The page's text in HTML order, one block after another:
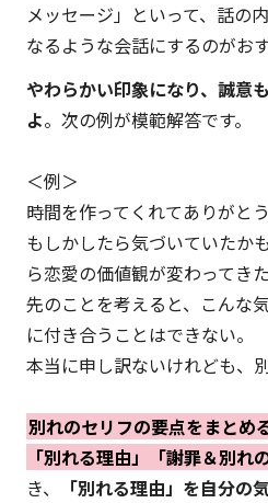
メッセージ」といって、話の
なるような会話にするのがおす
やわらかい印象になり、誠意
よ。次の例が模範解答です。
＜例＞
時間を作ってくれてありがとう
もしかしたら気づいていたか
ら恋愛の価値観が変わってきた
先のことを考えると、こんな
に付き合うことはできない。
本当に申し訳ないけれども、
別れのセリフの要点をまとめ
「別れる理由」「謝罪＆別れ
き、
「別れる理由」を自分の